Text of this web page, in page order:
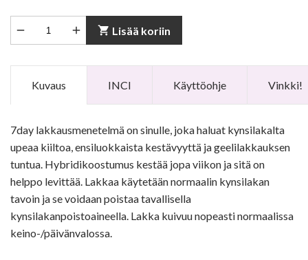
  shopping_cart Lisää koriin
Kuvaus INCI Käyttöohje Vinkki!
7day lakkausmenetelmä on sinulle, joka haluat kynsilakalta
upeaa kiiltoa, ensiluokkaista kestävyyttä ja geelilakkauksen
tuntua. Hybridikoostumus kestää jopa viikon ja sitä on
helppo levittää. Lakkaa käytetään normaalin kynsilakan
tavoin ja se voidaan poistaa tavallisella
kynsilakanpoistoaineella. Lakka kuivuu nopeasti normaalissa
keino-/päivänvalossa.